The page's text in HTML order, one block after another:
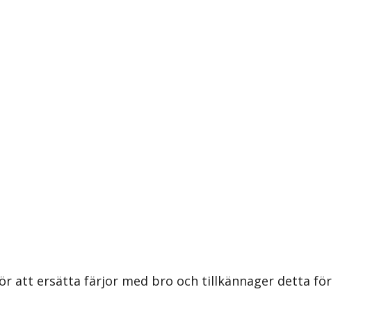
att ersätta färjor med bro och tillkännager detta för